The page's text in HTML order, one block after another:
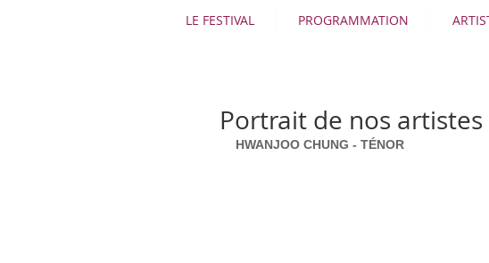
LE FESTIVAL PROGRAMMATION
Portrait de nos
HWANJOO CHUNG - TÉNOR